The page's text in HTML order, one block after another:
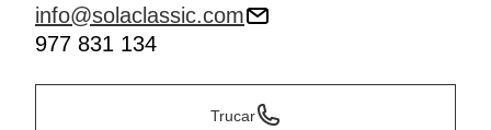
info@solaclassic.com
977 831 134
Trucar